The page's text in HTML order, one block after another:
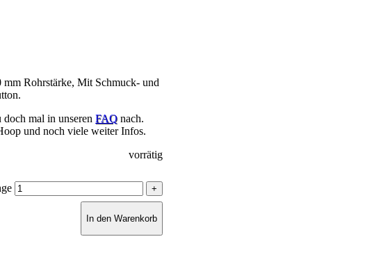
Rohrstärke, Mit Schmuck- und
mal in unseren FAQ nach.
und noch viele weiter Infos.
vorrätig
In den Warenkorb